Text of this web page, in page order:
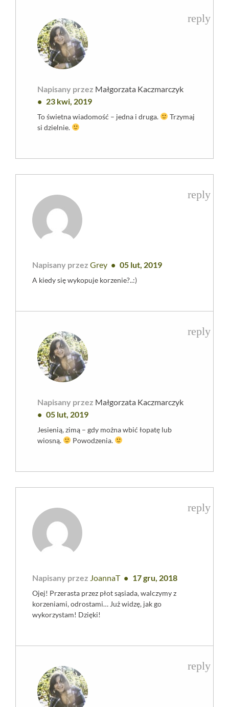
Napisany przez Małgorzata Kaczmarczyk
23 kwi, 2019
To świetna wiadomość – jedna i druga.
Trzymaj
si dzielnie.
reply
Napisany przez Grey 05 lut, 2019
A kiedy się wykopuje korzenie?..:)
reply
Napisany przez Małgorzata Kaczmarczyk
05 lut, 2019
Jesienią, zimą – gdy można wbić łopatę lub
wiosną.
Powodzenia.
reply
Napisany przez JoannaT 17 gru, 2018
Ojej! Przerasta przez płot sąsiada, walczymy z
korzeniami, odrostami… Już widzę, jak go
wykorzystam! Dzięki!
reply
reply